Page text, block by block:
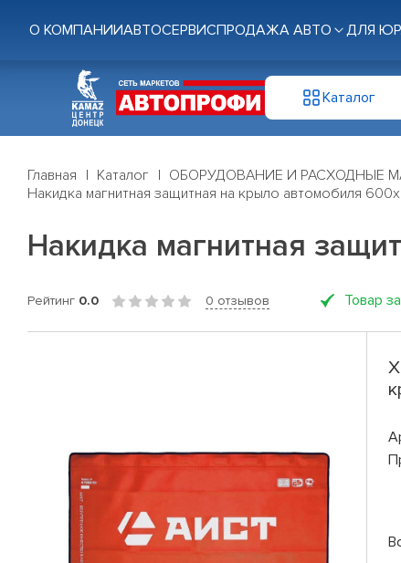
О КОМПАНИИАВТОСЕРВИСПРОДАЖА АВТО ДЛЯ
Каталог
Главная Каталог ОБОРУДОВАНИЕ И РАСХОДНЫЕ
Накидка магнитная защитная на крыло автомобиля
Накидка магнитная
Рейтинг 0.0 0 отзывов Товар